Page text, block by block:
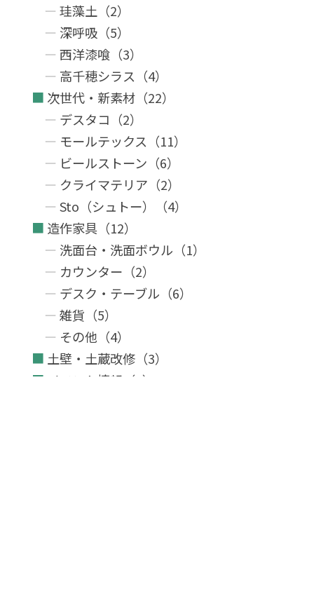
珪藻土（2）
深呼吸（5）
西洋漆喰（3）
高千穂シラス（4）
次世代・新素材（22）
デスタコ（2）
モールテックス（11）
ビールストーン（6）
クライマテリア（2）
Sto（シュトー）（4）
造作家具（12）
洗面台・洗面ボウル（1）
カウンター（2）
デスク・テーブル（6）
雑貨（5）
その他（4）
土壁・土蔵改修（3）
イベント情報（7）